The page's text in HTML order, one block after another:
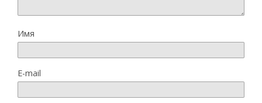
Имя
E-mail